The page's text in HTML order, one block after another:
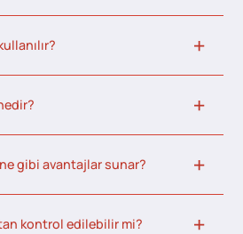
gibi avantajlar sunar?
kontrol edilebilir mi?